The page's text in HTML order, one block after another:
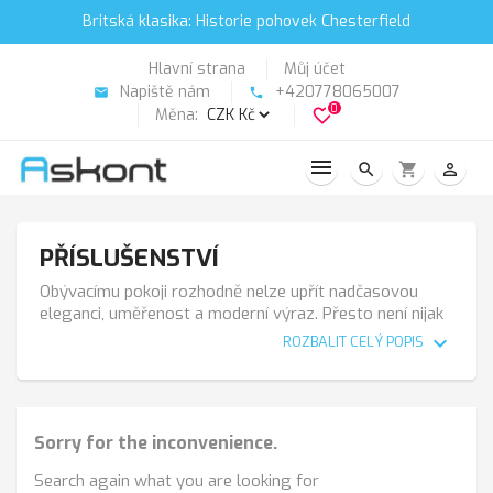
Britská klasika: Historie pohovek Chesterfield
Hlavní strana Můj účet
email Napiště nám phone
+420778065007
Měna:
favorite_border0
search shopping_cart person_outline
PŘÍSLUŠENSTVÍ
Obývacímu pokoji rozhodně nelze upřít nadčasovou
eleganci, uměřenost a moderní výraz. Přesto není nijak
zvlášť přívětivý, útulný ani nezve k delšímu posezení. Je
čistotu, přesto mu něco chybí…
Na tomto interiéru je pozoruhodné, že prkenná podlaha,
která každý interiér zatepluje, zde nepůsobí nijak zvlášť
přívětivě. Snad na tom má svůj díl chladná barevná
ROZBALIT CELÝ POPIS expand_more
Sorry for the inconvenience.
Search again what you are looking for